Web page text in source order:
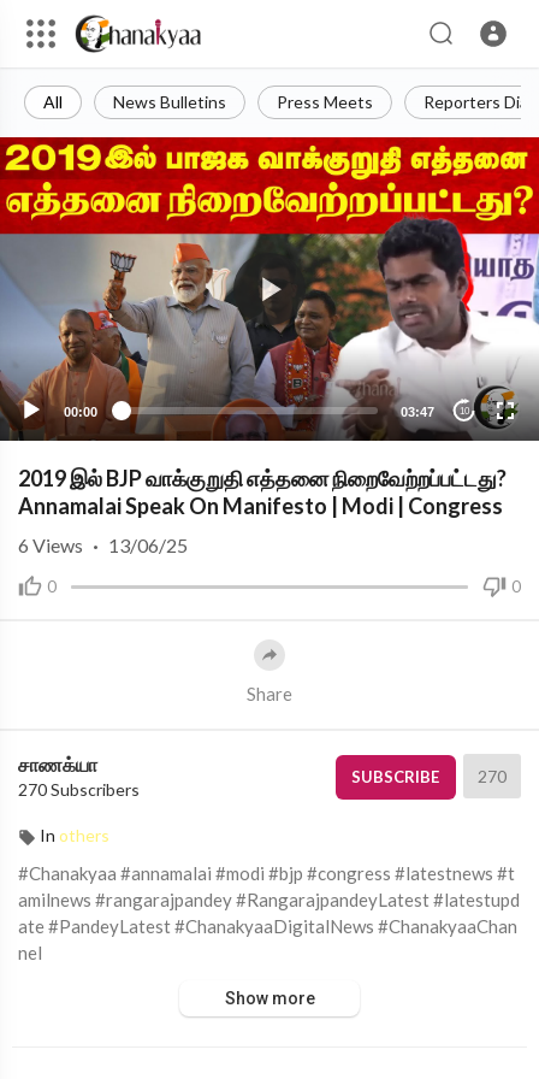
All News Bulletins Press Meets Reporters
00:00 03:47 10
2019 இல் BJP வாக்குறுதி எத்தனை நிறைவேற்றப்பட்டது?
Annamalai Speak On Manifesto | Modi | Congress
0 0
6 Views · 13/06/25
Share
சாணக்யா
270 Subscribers
SUBSCRIBE 270
In others
#Chanakyaa #annamalai #modi #bjp #congress #latestnews #t
amilnews #rangarajpandey #RangarajpandeyLatest #latestupd
ate #PandeyLatest #ChanakyaaDigitalNews #ChanakyaaChan
nel
Show more